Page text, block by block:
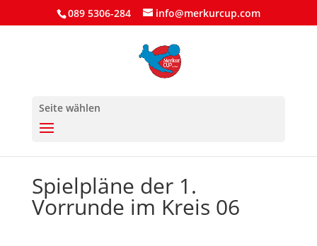
089 5306-284 info@merkurcup.com
Seite wählen
Spielpläne der 1.
Vorrunde im Kreis 06